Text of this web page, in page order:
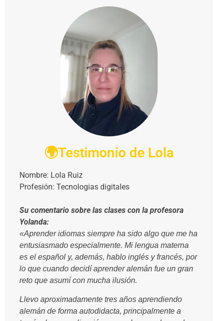
🌍Testimonio de Lola
Nombre: Lola Ruiz
Profesión: Tecnologias digitales
Su comentario sobre las clases con la profesora
Yolanda:
«Aprender idiomas siempre ha sido algo que me ha
entusiasmado especialmente. Mi lengua materna
es el español y, además, hablo inglés y francés, por
lo que cuando decidí aprender alemán fue un gran
reto que asumí con mucha ilusión.
Llevo aproximadamente tres años aprendiendo
alemán de forma autodidacta, principalmente a